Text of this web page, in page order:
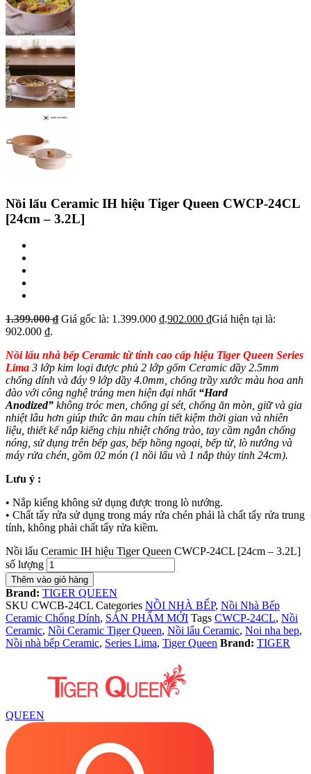
Nồi lẩu Ceramic IH hiệu Tiger Queen CWCP-24CL
[24cm – 3.2L]
1.399.000₫ Giá gốc là: 1.399.000 ₫.902.000 ₫Giá hiện tại là:
902.000 ₫.
Nồi lẩu nhà bếp Ceramic từ tính cao cấp hiệu Tiger Queen Series
Lima 3 lớp kim loại được phủ 2 lớp gốm Ceramic dầy 2.5mm
chống dính và đáy 9 lớp dầy 4.0mm, chống trầy xước màu hoa anh
đào với công nghệ tráng men hiện đại nhất “Hard
Anodized” không tróc men, chống gỉ sét, chống ăn mòn, giữ và gia
nhiệt lâu hơn giúp thức ăn mau chín tiết kiệm thời gian và nhiên
liệu, thiết kế nắp kiếng chịu nhiệt chống trào, tay cầm ngắn chống
nóng, sử dụng trên bếp gas, bếp hồng ngoại, bếp từ, lò nướng và
máy rửa chén, gồm 02 món (1 nồi lẩu và 1 nắp thủy tinh 24cm).
Lưu ý :
• Nắp kiếng không sử dụng được trong lò nướng.
• Chất tẩy rửa sử dụng trong máy rửa chén phải là chất tẩy rửa trung
tính, không phải chất tẩy rửa kiềm.
Nồi lẩu Ceramic IH hiệu Tiger Queen CWCP-24CL [24cm – 3.2L]
số lượng
Thêm vào giỏ hàng
Brand: TIGER QUEEN
SKU CWCB-24CL Categories NỒI NHÀ BẾP, Nồi Nhà Bếp
Ceramic Chống Dính, SẢN PHẨM MỚI Tags CWCP-24CL, Nồi
Ceramic, Nồi Ceramic Tiger Queen, Nồi lẩu Ceramic, Noi nha bep,
Nồi nhà bếp Ceramic, Series Lima, Tiger Queen Brand: TIGER
QUEEN